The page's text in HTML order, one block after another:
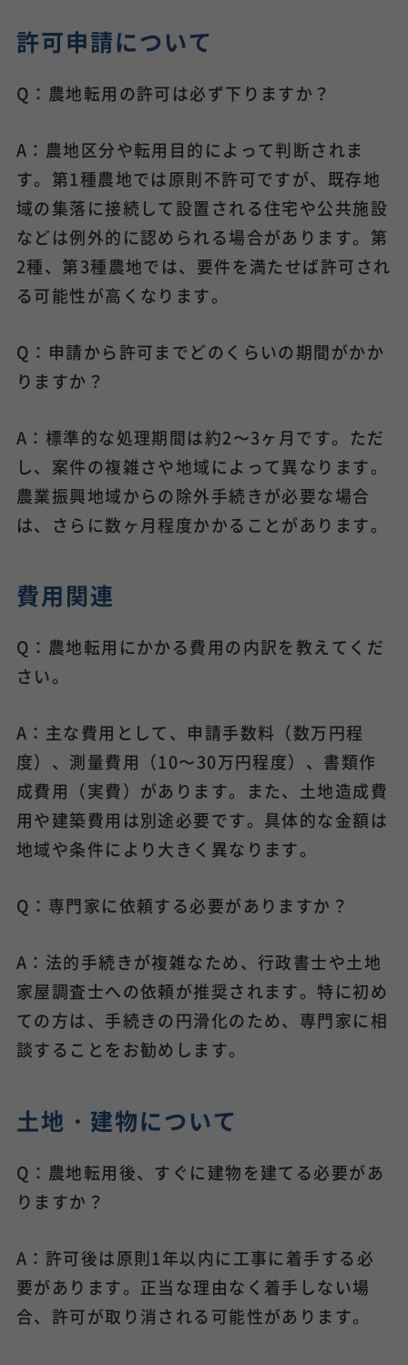
許可申請について
Q：農地転用の許可は必ず下りますか？
A：農地区分や転用目的によって判断されま
す。第1種農地では原則不許可ですが、既存地
域の集落に接続して設置される住宅や公共施設
などは例外的に認められる場合があります。第
2種、第3種農地では、要件を満たせば許可され
る可能性が高くなります。
Q：申請から許可までどのくらいの期間がかか
りますか？
A：標準的な処理期間は約2〜3ヶ月です。ただ
し、案件の複雑さや地域によって異なります。
農業振興地域からの除外手続きが必要な場合
は、さらに数ヶ月程度かかることがあります。
費用関連
Q：農地転用にかかる費用の内訳を教えてくだ
さい。
A：主な費用として、申請手数料（数万円程
度）、測量費用（10〜30万円程度）、書類作
成費用（実費）があります。また、土地造成費
用や建築費用は別途必要です。具体的な金額は
地域や条件により大きく異なります。
Q：専門家に依頼する必要がありますか？
A：法的手続きが複雑なため、行政書士や土地
家屋調査士への依頼が推奨されます。特に初め
ての方は、手続きの円滑化のため、専門家に相
談することをお勧めします。
土地・建物について
Q：農地転用後、すぐに建物を建てる必要があ
りますか？
A：許可後は原則1年以内に工事に着手する必
要があります。正当な理由なく着手しない場
合、許可が取り消される可能性があります。